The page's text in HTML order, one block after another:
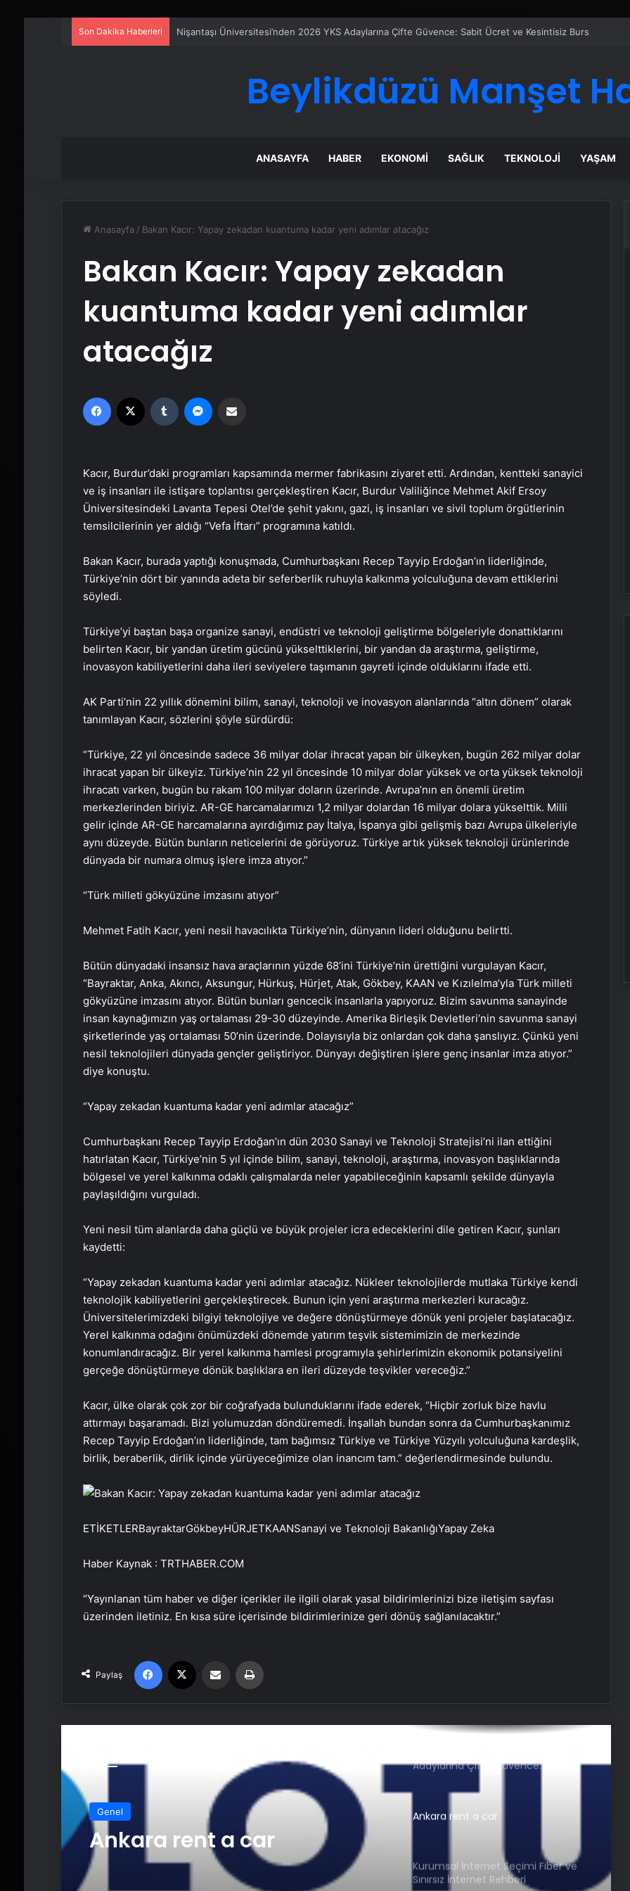
Son Dakika Haberleri Ankara rent a car
Beylikdüzü Manşet
ANASAYFA HABER EKONOMI SAĞLIK TEKNOLOJI YAŞAM
Anasayfa / Bakan Kacır: Yapay zekadan kuantuma kadar yeni adımlar atacağız
Bakan Kacır: Yapay zekadan
kuantuma kadar yeni adımlar
atacağız
Facebook Tumblr
Kacır, Burdur’daki programları kapsamında mermer fabrikasını ziyaret etti. Ardından, kentteki sanayici
ve iş insanları ile istişare toplantısı gerçekleştiren Kacır, Burdur Valiliğince Mehmet Akif Ersoy
Üniversitesindeki Lavanta Tepesi Otel’de şehit yakını, gazi, iş insanları ve sivil toplum örgütlerinin
temsilcilerinin yer aldığı “Vefa İftarı” programına katıldı.
Bakan Kacır, burada yaptığı konuşmada, Cumhurbaşkanı Recep Tayyip Erdoğan’ın liderliğinde,
Türkiye’nin dört bir yanında adeta bir seferberlik ruhuyla kalkınma yolculuğuna devam ettiklerini
söyledi.
Türkiye’yi baştan başa organize sanayi, endüstri ve teknoloji geliştirme bölgeleriyle donattıklarını
belirten Kacır, bir yandan üretim gücünü yükselttiklerini, bir yandan da araştırma, geliştirme,
inovasyon kabiliyetlerini daha ileri seviyelere taşımanın gayreti içinde olduklarını ifade etti.
AK Parti’nin 22 yıllık dönemini bilim, sanayi, teknoloji ve inovasyon alanlarında “altın dönem” olarak
tanımlayan Kacır, sözlerini şöyle sürdürdü:
“Türkiye, 22 yıl öncesinde sadece 36 milyar dolar ihracat yapan bir ülkeyken, bugün 262 milyar dolar
ihracat yapan bir ülkeyiz. Türkiye’nin 22 yıl öncesinde 10 milyar dolar yüksek ve orta yüksek teknoloji
ihracatı varken, bugün bu rakam 100 milyar doların üzerinde. Avrupa’nın en önemli üretim
merkezlerinden biriyiz. AR-GE harcamalarımızı 1,2 milyar dolardan 16 milyar dolara yükselttik. Milli
gelir içinde AR-GE harcamalarına ayırdığımız pay İtalya, İspanya gibi gelişmiş bazı Avrupa ülkeleriyle
aynı düzeyde. Bütün bunların neticelerini de görüyoruz. Türkiye artık yüksek teknoloji ürünlerinde
dünyada bir numara olmuş işlere imza atıyor.”
“Türk milleti gökyüzüne imzasını atıyor”
Mehmet Fatih Kacır, yeni nesil havacılıkta Türkiye’nin, dünyanın lideri olduğunu belirtti.
Bütün dünyadaki insansız hava araçlarının yüzde 68’ini Türkiye’nin ürettiğini vurgulayan Kacır,
“Bayraktar, Anka, Akıncı, Aksungur, Hürkuş, Hürjet, Atak, Gökbey, KAAN ve Kızılelma’yla Türk milleti
gökyüzüne imzasını atıyor. Bütün bunları gencecik insanlarla yapıyoruz. Bizim savunma sanayinde
insan kaynağımızın yaş ortalaması 29-30 düzeyinde. Amerika Birleşik Devletleri’nin savunma sanayi
şirketlerinde yaş ortalaması 50’nin üzerinde. Dolayısıyla biz onlardan çok daha şanslıyız. Çünkü yeni
nesil teknolojileri dünyada gençler geliştiriyor. Dünyayı değiştiren işlere genç insanlar imza atıyor.”
diye konuştu.
“Yapay zekadan kuantuma kadar yeni adımlar atacağız”
Cumhurbaşkanı Recep Tayyip Erdoğan’ın dün 2030 Sanayi ve Teknoloji Stratejisi’ni ilan ettiğini
hatırlatan Kacır, Türkiye’nin 5 yıl içinde bilim, sanayi, teknoloji, araştırma, inovasyon başlıklarında
bölgesel ve yerel kalkınma odaklı çalışmalarda neler yapabileceğinin kapsamlı şekilde dünyayla
paylaşıldığını vurguladı.
Yeni nesil tüm alanlarda daha güçlü ve büyük projeler icra edeceklerini dile getiren Kacır, şunları
kaydetti:
“Yapay zekadan kuantuma kadar yeni adımlar atacağız. Nükleer teknolojilerde mutlaka Türkiye kendi
teknolojik kabiliyetlerini gerçekleştirecek. Bunun için yeni araştırma merkezleri kuracağız.
Üniversitelerimizdeki bilgiyi teknolojiye ve değere dönüştürmeye dönük yeni projeler başlatacağız.
Yerel kalkınma odağını önümüzdeki dönemde yatırım teşvik sistemimizin de merkezinde
konumlandıracağız. Bir yerel kalkınma hamlesi programıyla şehirlerimizin ekonomik potansiyelini
gerçeğe dönüştürmeye dönük başlıklara en ileri düzeyde teşvikler vereceğiz.”
Kacır, ülke olarak çok zor bir coğrafyada bulunduklarını ifade ederek, “Hiçbir zorluk bize havlu
attırmayı başaramadı. Bizi yolumuzdan döndüremedi. İnşallah bundan sonra da Cumhurbaşkanımız
Recep Tayyip Erdoğan’ın liderliğinde, tam bağımsız Türkiye ve Türkiye Yüzyılı yolculuğuna kardeşlik,
birlik, beraberlik, dirlik içinde yürüyeceğimize olan inancım tam.” değerlendirmesinde bulundu.
ETİKETLERBayraktarGökbeyHÜRJETKAANSanayi ve Teknoloji BakanlığıYapay Zeka
Haber Kaynak : TRTHABER.COM
“Yayınlanan tüm haber ve diğer içerikler ile ilgili olarak yasal bildirimlerinizi bize iletişim sayfası
üzerinden iletiniz. En kısa süre içerisinde bildirimlerinize geri dönüş sağlanılacaktır.”
Paylaş
Facebook Email'den paylaş
Genel
Ankara rent a car
Ortopodoloji İle Diyabetik Ayak
Yarası Tedavisi
Zihnin Gizemli Sınırları ve Ötesi :
UETDS Nedir ? Uetds.com İle Akıllı
Adaylarına Çifte Güvence: Sabit
Ankara rent a car
Kurumsal İnternet Seçimi Fiber ve
Sınırsız İnternet Rehberi